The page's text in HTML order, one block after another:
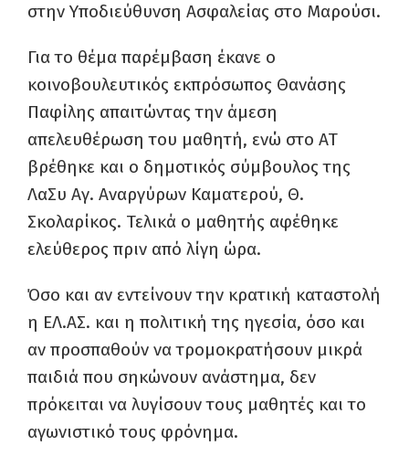
στην Υποδιεύθυνση Ασφαλείας στο Μαρούσι.
Για το θέμα παρέμβαση έκανε ο
κοινοβουλευτικός εκπρόσωπος Θανάσης
Παφίλης απαιτώντας την άμεση
απελευθέρωση του μαθητή, ενώ στο ΑΤ
βρέθηκε και ο δημοτικός σύμβουλος της
ΛαΣυ Αγ. Αναργύρων Καματερού, Θ.
Σκολαρίκος. Τελικά ο μαθητής αφέθηκε
ελεύθερος πριν από λίγη ώρα.
Όσο και αν εντείνουν την κρατική καταστολή
η ΕΛ.ΑΣ. και η πολιτική της ηγεσία, όσο και
αν προσπαθούν να τρομοκρατήσουν μικρά
παιδιά που σηκώνουν ανάστημα, δεν
πρόκειται να λυγίσουν τους μαθητές και το
αγωνιστικό τους φρόνημα.